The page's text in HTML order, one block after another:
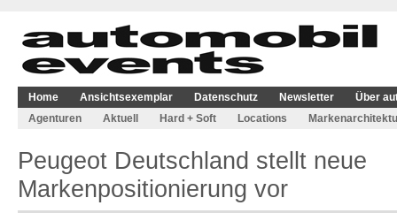
Home Ansichtsexemplar Datenschutz Newsletter
Über
Agenturen
Aktuell Hard + Soft Locations
Peugeot Deutschland stellt neue
Markenpositionierung vor